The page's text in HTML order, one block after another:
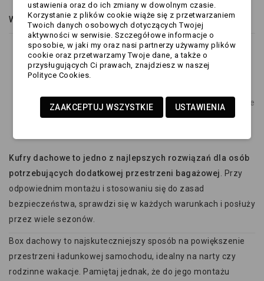
Wady kufrów dachowych:
Zwiększona wysokość pojazdu
- ogranicza możliwość
wjazdu do niektórych garaży i podziemnych parkingów.
Wpływ na spalanie
- boxy zwiększają opór powietrza,
Konieczność prawidłowego montażu- nieodpowiednie
zamocowanie może skutkować niebezpiecznymi
Kufry dachowe to jedno z najlepszych rozwiązań dla osób
potrzebujących dodatkowej przestrzeni bagażowej . Przy
odpowiednim montażu i stosowaniu się do zasad
bezpieczeństwa, sprawdzi się w każdych warunkach i posłuży
przez wiele sezonów.
Box dachowy to najskuteczniejszy sposób na powiększenie
przestrzeni ładunkowej samochodu, idealny na narty czy
rodzinne wakacje. Pamiętaj jednak, że do jego montażu
ustawienia oraz do ich zmiany w dowolnym czasie.
Korzystanie z plików cookie wiąże się z przetwarzaniem
Twoich danych osobowych dotyczących Twojej
aktywności w serwisie. Szczegółowe informacje o
sposobie, w jaki my oraz nasi partnerzy używamy plików
cookie oraz przetwarzamy Twoje dane, a także o
przysługujących Ci prawach, znajdziesz w naszej
Polityce Cookies.
USTAWIENIA
ZAAKCEPTUJ WSZYSTKIE